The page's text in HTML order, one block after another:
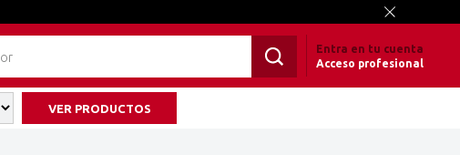
Entra en tu cuenta
Acceso profesional
VER PRODUCTOS